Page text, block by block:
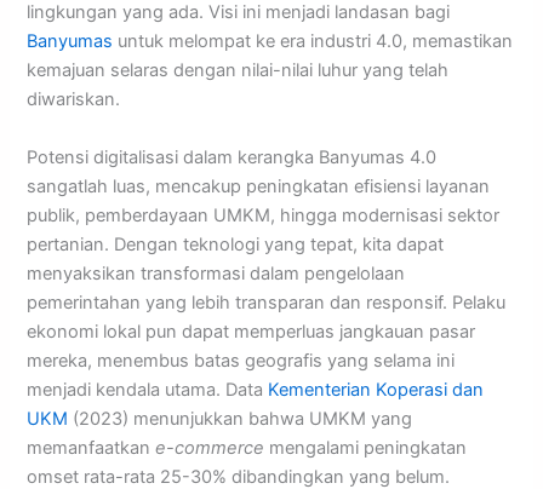
lingkungan yang ada. Visi ini menjadi landasan bagi
Banyumas untuk melompat ke era industri 4.0, memastikan
kemajuan selaras dengan nilai-nilai luhur yang telah
diwariskan.
Potensi digitalisasi dalam kerangka Banyumas 4.0
sangatlah luas, mencakup peningkatan efisiensi layanan
publik, pemberdayaan UMKM, hingga modernisasi sektor
pertanian. Dengan teknologi yang tepat, kita dapat
menyaksikan transformasi dalam pengelolaan
pemerintahan yang lebih transparan dan responsif. Pelaku
ekonomi lokal pun dapat memperluas jangkauan pasar
mereka, menembus batas geografis yang selama ini
menjadi kendala utama. Data Kementerian Koperasi dan
UKM (2023) menunjukkan bahwa UMKM yang
memanfaatkane-commerce mengalami peningkatan
omset rata-rata 25-30% dibandingkan yang belum.